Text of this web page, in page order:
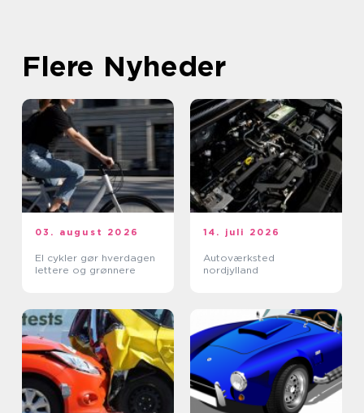
Flere Nyheder
03. august 2026
El cykler gør hverdagen
lettere og grønnere
14. juli 2026
Autoværksted
nordjylland